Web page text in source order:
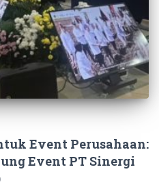
Event Perusahaan:
Event PT Sinergi